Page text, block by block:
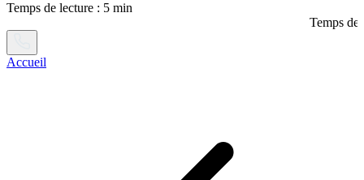
Temps de lecture : 5 min
Temps de
Accueil